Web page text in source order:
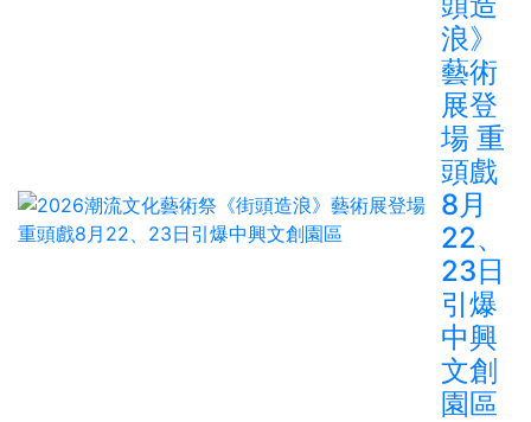
浪》
藝術
展登
場 重
頭戲
8月
22、
23日
引爆
中興
文創
園區